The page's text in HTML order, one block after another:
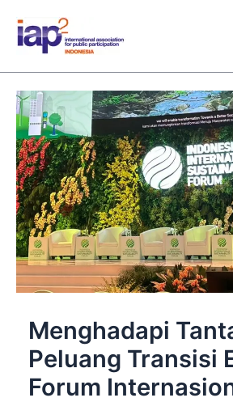
content
Menghadapi
Peluang Transisi
Forum